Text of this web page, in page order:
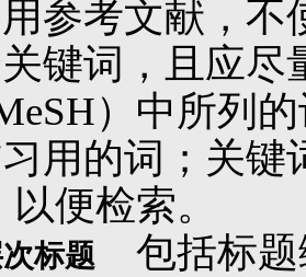
参考文献，不
键词，且应
）中所列
用的词；关键
便检索。
标题
包括标题